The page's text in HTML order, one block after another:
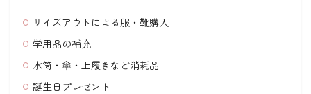
サイズアウトによる服・靴購入
学用品の補充
水筒・傘・上履きなど消耗品
誕生日プレゼント